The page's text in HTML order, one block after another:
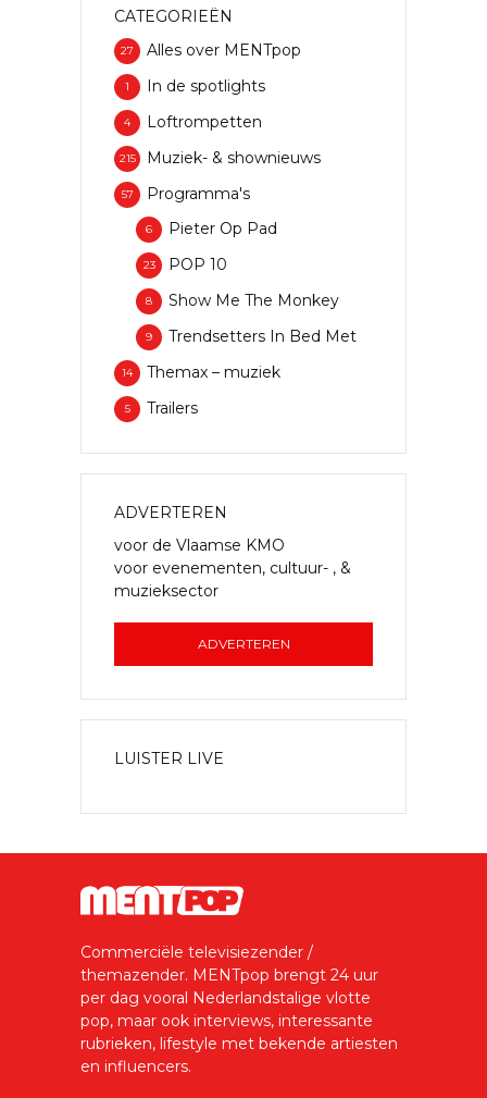
CATEGORIEËN
Alles over MENTpop
27
In de spotlights
1
Loftrompetten
4
Muziek- & shownieuws
215
Programma's
57
Pieter Op Pad
6
POP 10
23
Show Me The Monkey
8
Trendsetters In Bed Met
9
Themax – muziek
14
Trailers
5
ADVERTEREN
voor de Vlaamse KMO
voor evenementen, cultuur- , &
muzieksector
ADVERTEREN
LUISTER LIVE
Commerciële televisiezender /
themazender. MENTpop brengt 24 uur
per dag vooral Nederlandstalige vlotte
pop, maar ook interviews, interessante
rubrieken, lifestyle met bekende artiesten
en influencers.